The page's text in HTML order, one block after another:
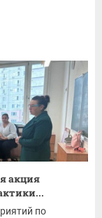
акция
по